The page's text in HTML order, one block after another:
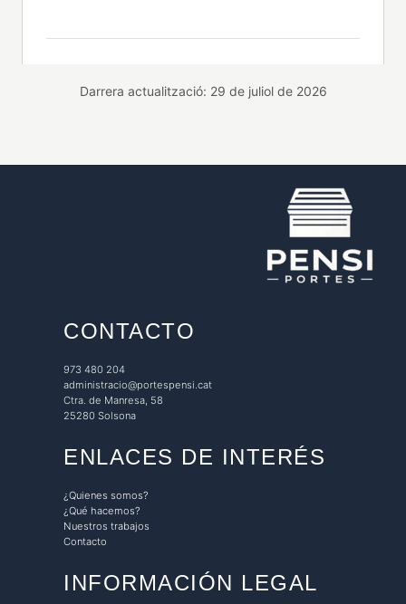
Darrera actualització: 29 de juliol de 2026
CONTACTO
973 480 204
administracio@portespensi.cat
Ctra. de Manresa, 58
25280 Solsona
ENLACES DE INTERÉS
¿Quienes somos?
¿Qué hacemos?
Nuestros trabajos
Contacto
INFORMACIÓN LEGAL